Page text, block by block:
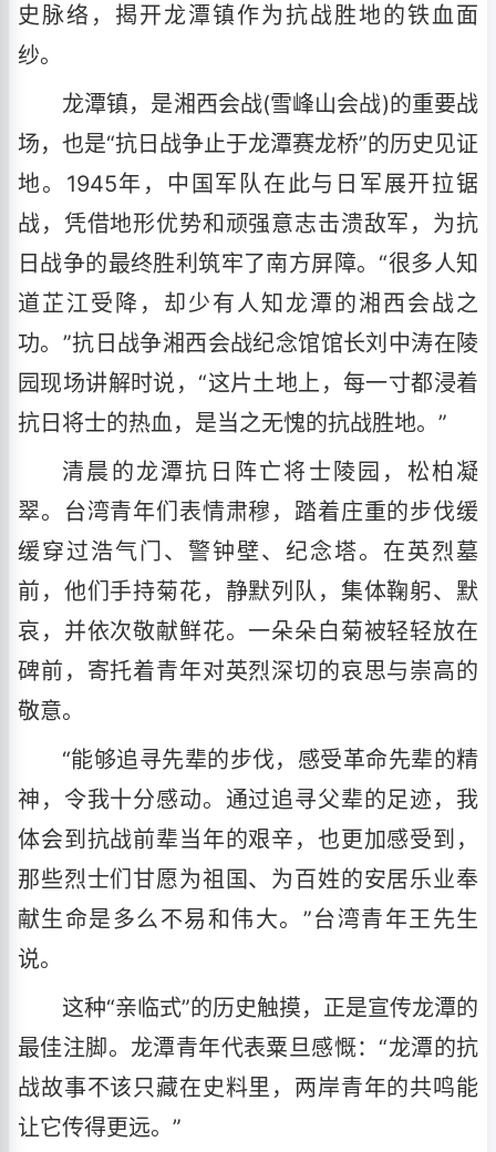
史脉络，揭开龙潭镇作为抗战胜地的铁血面
纱。
龙潭镇，是湘西会战(雪峰山会战)的重要战
场，也是“抗日战争止于龙潭赛龙桥”的历史见证
地。1945年，中国军队在此与日军展开拉锯
战，凭借地形优势和顽强意志击溃敌军，为抗
日战争的最终胜利筑牢了南方屏障。“很多人知
道芷江受降，却少有人知龙潭的湘西会战之
功。”抗日战争湘西会战纪念馆馆长刘中涛在陵
园现场讲解时说，“这片土地上，每一寸都浸着
抗日将士的热血，是当之无愧的抗战胜地。”
清晨的龙潭抗日阵亡将士陵园，松柏凝
翠。台湾青年们表情肃穆，踏着庄重的步伐缓
缓穿过浩气门、警钟壁、纪念塔。在英烈墓
前，他们手持菊花，静默列队，集体鞠躬、默
哀，并依次敬献鲜花。一朵朵白菊被轻轻放在
碑前，寄托着青年对英烈深切的哀思与崇高的
敬意。
“能够追寻先辈的步伐，感受革命先辈的精
神，令我十分感动。通过追寻父辈的足迹，我
体会到抗战前辈当年的艰辛，也更加感受到，
那些烈士们甘愿为祖国、为百姓的安居乐业奉
献生命是多么不易和伟大。”台湾青年王先生
说。
这种“亲临式”的历史触摸，正是宣传龙潭的
最佳注脚。龙潭青年代表粟旦感慨：“龙潭的抗
战故事不该只藏在史料里，两岸青年的共鸣能
让它传得更远。”